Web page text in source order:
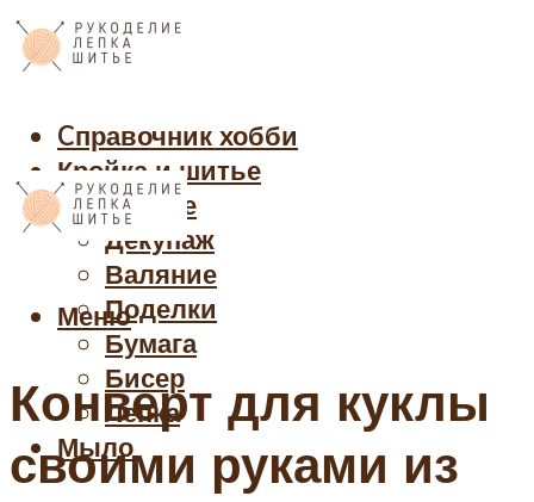
Cправочник хобби
Кройка и шитье
Рукоделие
Декупаж
Валяние
Поделки
Бумага
Бисер
Лепка
Мыло
Меню
Конверт для куклы
своими руками из